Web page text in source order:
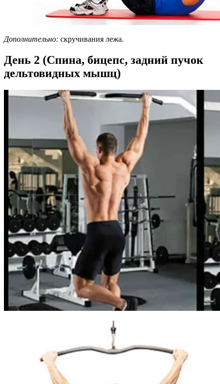
Дополнительно: скручивания лежа.
День 2 (Спина, бицепс, задний пучок
дельтовидных мышц)